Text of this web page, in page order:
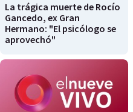
La trágica muerte de Rocío
Gancedo, ex Gran
Hermano: "El psicólogo se
aprovechó"